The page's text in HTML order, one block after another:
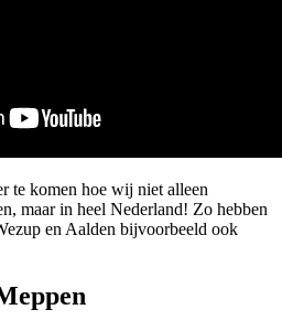
te komen hoe wij niet alleen
maar in heel Nederland! Zo hebben
en Aalden bijvoorbeeld ook